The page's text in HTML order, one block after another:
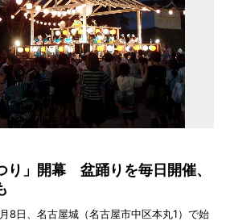
り」開幕 盆踊りを毎日開催、
8日、名古屋城（名古屋市中区本丸1）で始